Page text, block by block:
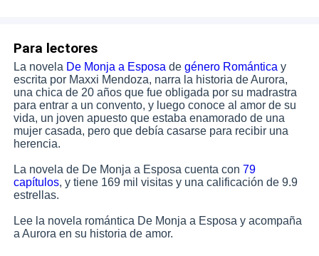
mal. —La abraza, y ella se aparta, mirándolo con
vergüenza.
—Lo siento, hoy debería ser un día feliz, pero, en
cambio, me he puesto a llorar como una tonta. —Calla
por un momento, mientras el chico más guapo y rico
una pausa, para llamar el interés de Ares, pues Vanesa
es manipuladora en extremo, y sabe qué hacer y que
Para lectores
La novela De Monja a Esposa degénero Romántica y
escrita por Maxxi Mendoza, narra la historia de Aurora,
una chica de 20 años que fue obligada por su madrastra
para entrar a un convento, y luego conoce al amor de su
vida, un joven apuesto que estaba enamorado de una
mujer casada, pero que debía casarse para recibir una
herencia.
La novela de De Monja a Esposa cuenta con 79
capítulos, y tiene 169 mil visitas y una calificación de 9.9
estrellas.
Lee la novela romántica De Monja a Esposa y acompaña
a Aurora en su historia de amor.